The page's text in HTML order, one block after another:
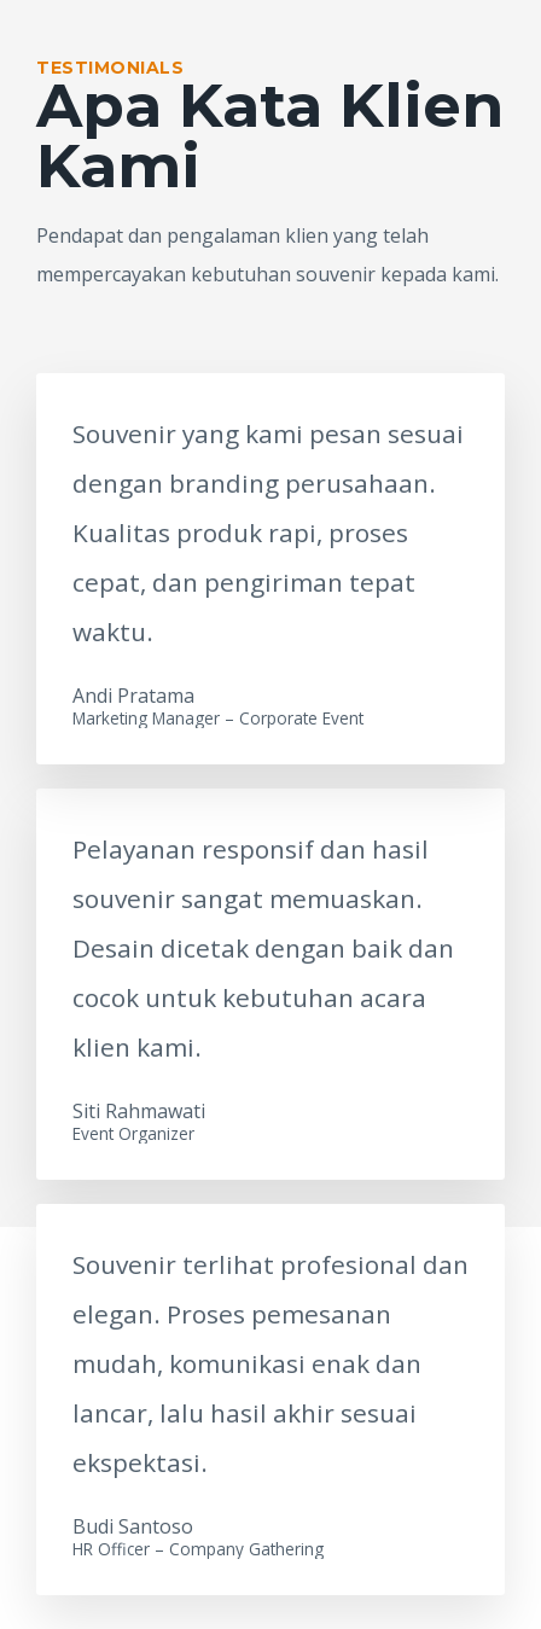
TESTIMONIALS
Apa Kata Klien
Kami
Pendapat dan pengalaman klien yang telah
mempercayakan kebutuhan souvenir kepada kami.
Souvenir yang kami pesan sesuai
dengan branding perusahaan.
Kualitas produk rapi, proses
cepat, dan pengiriman tepat
waktu.
Andi Pratama
Marketing Manager – Corporate Event
Pelayanan responsif dan hasil
souvenir sangat memuaskan.
Desain dicetak dengan baik dan
cocok untuk kebutuhan acara
klien kami.
Siti Rahmawati
Event Organizer
Souvenir terlihat profesional dan
elegan. Proses pemesanan
mudah, komunikasi enak dan
lancar, lalu hasil akhir sesuai
ekspektasi.
Budi Santoso
HR Officer – Company Gathering